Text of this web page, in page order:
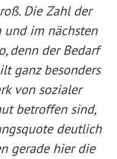
Die Zahl der
im nächsten
denn der Bedarf
ganz besonders
von sozialer
betroffen sind,
deutlich
gerade hier die